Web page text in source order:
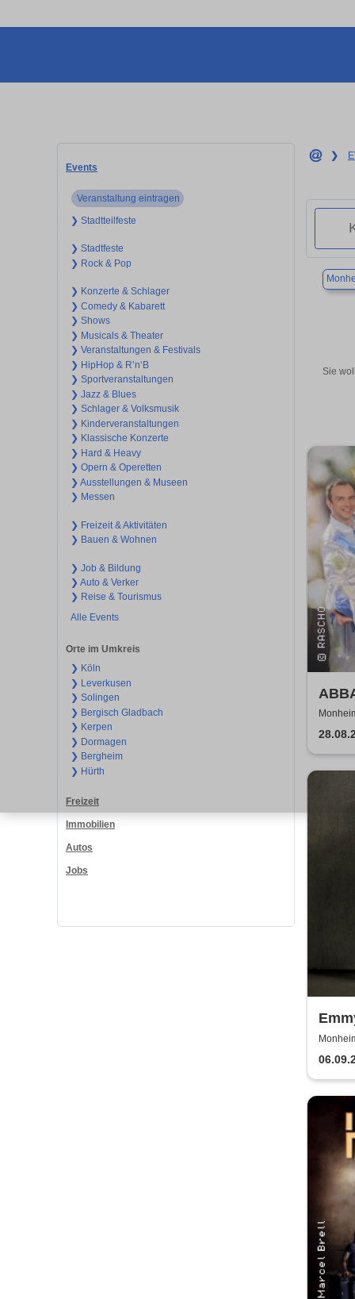
Events
Veranstaltung eintragen
❯ Stadtteilfeste
❯ Stadtfeste
❯ Rock & Pop
❯ Konzerte & Schlager
❯ Comedy & Kabarett
❯ Shows
❯ Musicals & Theater
❯ Veranstaltungen & Festivals
❯ HipHop & R’n‘B
❯ Sportveranstaltungen
❯ Jazz & Blues
❯ Schlager & Volksmusik
❯ Kinderveranstaltungen
❯ Klassische Konzerte
❯ Hard & Heavy
❯ Opern & Operetten
❯ Ausstellungen & Museen
❯ Messen
❯ Freizeit & Aktivitäten
❯ Bauen & Wohnen
❯ Job & Bildung
❯ Auto & Verker
❯ Reise & Tourismus
Alle Events
Orte im Umkreis
❯ Köln
❯ Leverkusen
❯ Solingen
❯ Bergisch Gladbach
❯ Kerpen
❯ Dormagen
❯ Bergheim
❯ Hürth
Freizeit
Immobilien
Autos
Jobs
❯
Sie